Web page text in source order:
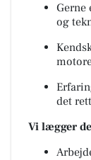
Gerne
og
det
Vi lægger